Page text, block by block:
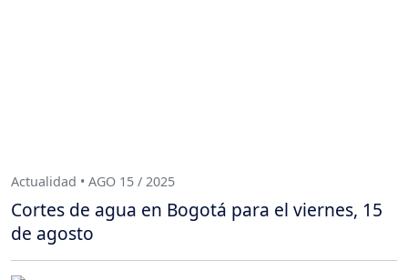
Actualidad • AGO 15 / 2025
Cortes de agua en Bogotá para el viernes, 15
de agosto